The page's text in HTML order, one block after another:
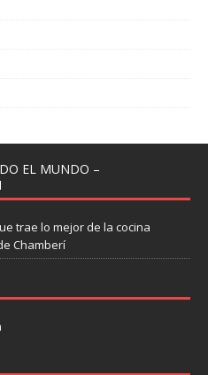
EL MUNDO –
trae lo mejor de la cocina
Chamberí